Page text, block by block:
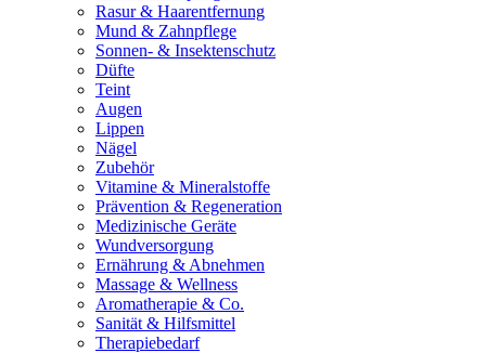
Rasur & Haarentfernung
Mund & Zahnpflege
Sonnen- & Insektenschutz
Düfte
Teint
Augen
Lippen
Nägel
Zubehör
Vitamine & Mineralstoffe
Prävention & Regeneration
Medizinische Geräte
Wundversorgung
Ernährung & Abnehmen
Massage & Wellness
Aromatherapie & Co.
Sanität & Hilfsmittel
Therapiebedarf